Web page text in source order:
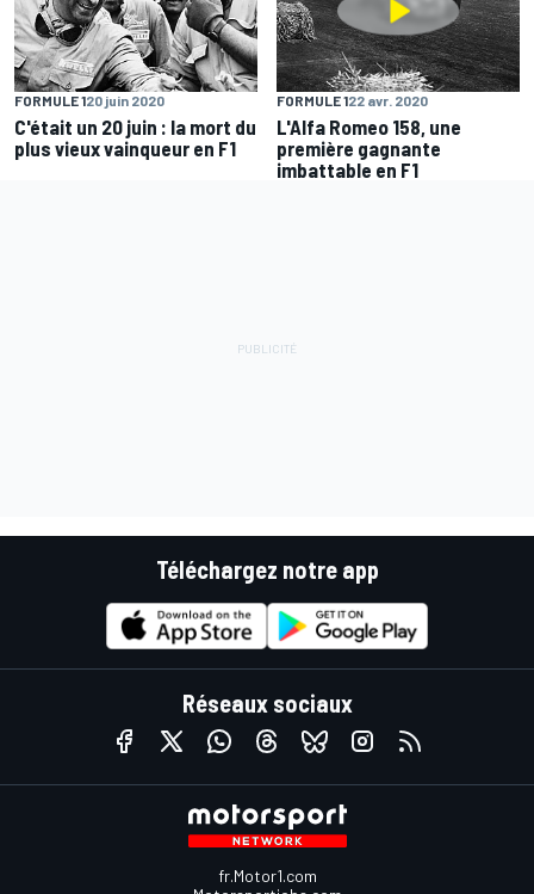
FORMULE 120 juin 2020
C'était un 20 juin : la mort du
plus vieux vainqueur en F1
FORMULE 122 avr. 2020
L'Alfa Romeo 158, une
première gagnante
imbattable en F1
Téléchargez notre app
Réseaux sociaux
fr.Motor1.com